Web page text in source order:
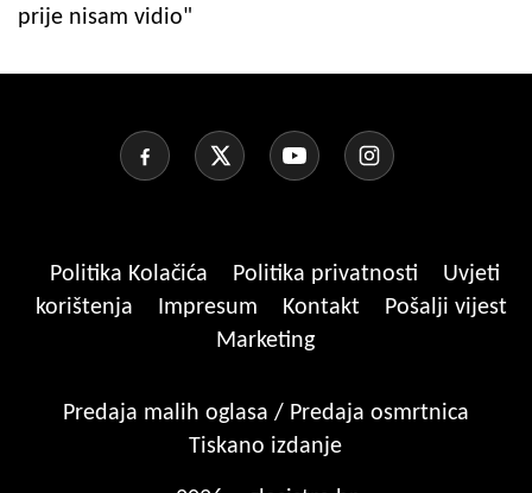
prije nisam vidio"
Politika Kolačića Politika privatnosti
Uvjeti
korištenja
Impresum Kontakt
Pošalji vijest
Marketing
Predaja malih oglasa / Predaja osmrtnica
Tiskano izdanje